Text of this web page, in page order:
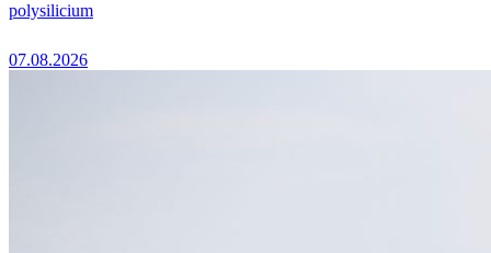
polysilicium
07.08.2026